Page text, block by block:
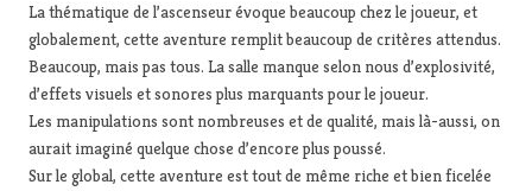
La thématique de l’ascenseur évoque beaucoup chez le joueur, et
globalement, cette aventure remplit beaucoup de critères attendus.
Beaucoup, mais pas tous. La salle manque selon nous d’explosivité,
d’effets visuels et sonores plus marquants pour le joueur.
Les manipulations sont nombreuses et de qualité, mais là-aussi, on
aurait imaginé quelque chose d’encore plus poussé.
Sur le global, cette aventure est tout de même riche et bien ficelée